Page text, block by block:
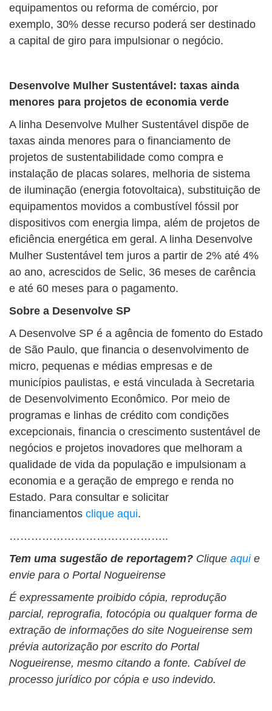
equipamentos ou reforma de comércio, por
exemplo, 30% desse recurso poderá ser destinado
a capital de giro para impulsionar o negócio.
Desenvolve Mulher Sustentável: taxas ainda
menores para projetos de economia verde
A linha Desenvolve Mulher Sustentável dispõe de
taxas ainda menores para o financiamento de
projetos de sustentabilidade como compra e
instalação de placas solares, melhoria de sistema
de iluminação (energia fotovoltaica), substituição de
equipamentos movidos a combustível fóssil por
dispositivos com energia limpa, além de projetos de
eficiência energética em geral. A linha Desenvolve
Mulher Sustentável tem juros a partir de 2% até 4%
ao ano, acrescidos de Selic, 36 meses de carência
e até 60 meses para o pagamento.
Sobre a Desenvolve SP
A Desenvolve SP é a agência de fomento do Estado
de São Paulo, que financia o desenvolvimento de
micro, pequenas e médias empresas e de
municípios paulistas, e está vinculada à Secretaria
de Desenvolvimento Econômico. Por meio de
programas e linhas de crédito com condições
excepcionais, financia o crescimento sustentável de
negócios e projetos inovadores que melhoram a
qualidade de vida da população e impulsionam a
economia e a geração de emprego e renda no
Estado. Para consultar e solicitar
financiamentos clique aqui.
……………………………………..
Tem uma sugestão de reportagem? Clique aqui e
envie para o Portal Nogueirense
É expressamente proibido cópia, reprodução
parcial, reprografia, fotocópia ou qualquer forma de
extração de informações do site Nogueirense sem
prévia autorização por escrito do Portal
Nogueirense, mesmo citando a fonte. Cabível de
processo jurídico por cópia e uso indevido.